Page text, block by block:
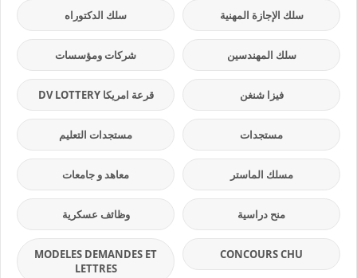
سلك الإجازة المهنية سلك الدكتوراه
سلك المهندسين شركات ومؤسسات
فيزا شنغن قرعة امريكا DV LOTTERY
مستجدات مستجدات التعليم
مسلك الماستر معاهد و جامعات
منح دراسية وظائف عسكرية
CONCOURS CHU
MODELES DEMANDES ET
LETTRES